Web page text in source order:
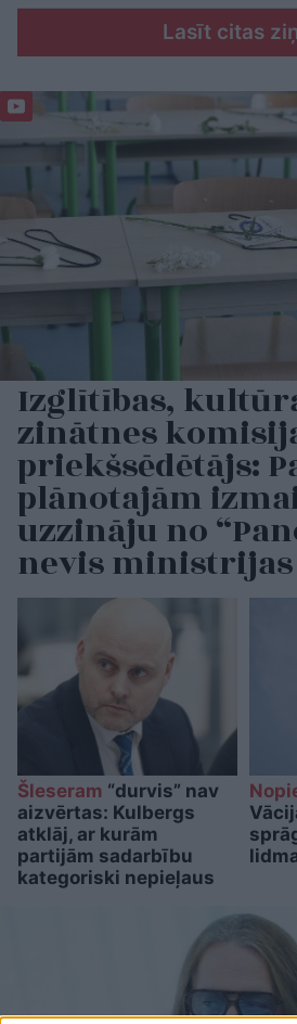
Lasīt citas
Izglītības,
zinātnes
priekšsēdētājs:
plānotajām
uzzināju no
nevis ministrijas
Šleseram “durvis” nav
aizvērtas: Kulbergs
atklāj, ar kurām
partijām sadarbību
kategoriski nepieļaus